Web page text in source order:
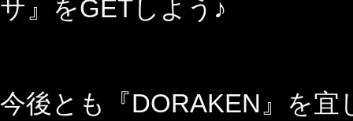
サ』をGETしよう♪
今後とも『DORAKEN』を